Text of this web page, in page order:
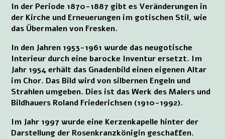
In der Periode 1870-1887 gibt es Veränderungen in
der Kirche und Erneuerungen im gotischen Stil, wie
das Übermalen von Fresken.
In den Jahren 1953-1961 wurde das neugotische
Interieur durch eine barocke Inventur ersetzt. Im
Jahr 1954 erhält das Gnadenbild einen eigenen Altar
im Chor. Das Bild wird von silbernen Engeln und
Strahlen umgeben. Dies ist das Werk des Malers und
Bildhauers Roland Friederichsen (1910-1992).
Im Jahr 1997 wurde eine Kerzenkapelle hinter der
Darstellung der Rosenkranzkönigin geschaffen.